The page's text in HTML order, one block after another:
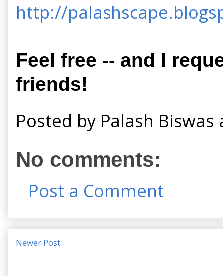
http://
Feel free -- and I
friends!
Posted by Palash Biswas
No comments:
Post a Comment
Newer Post